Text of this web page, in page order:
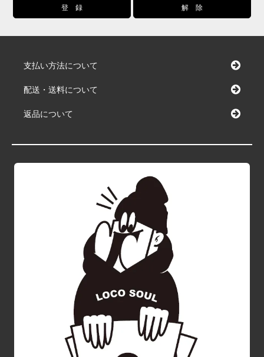
支払い方法について
配送・送料について
返品について